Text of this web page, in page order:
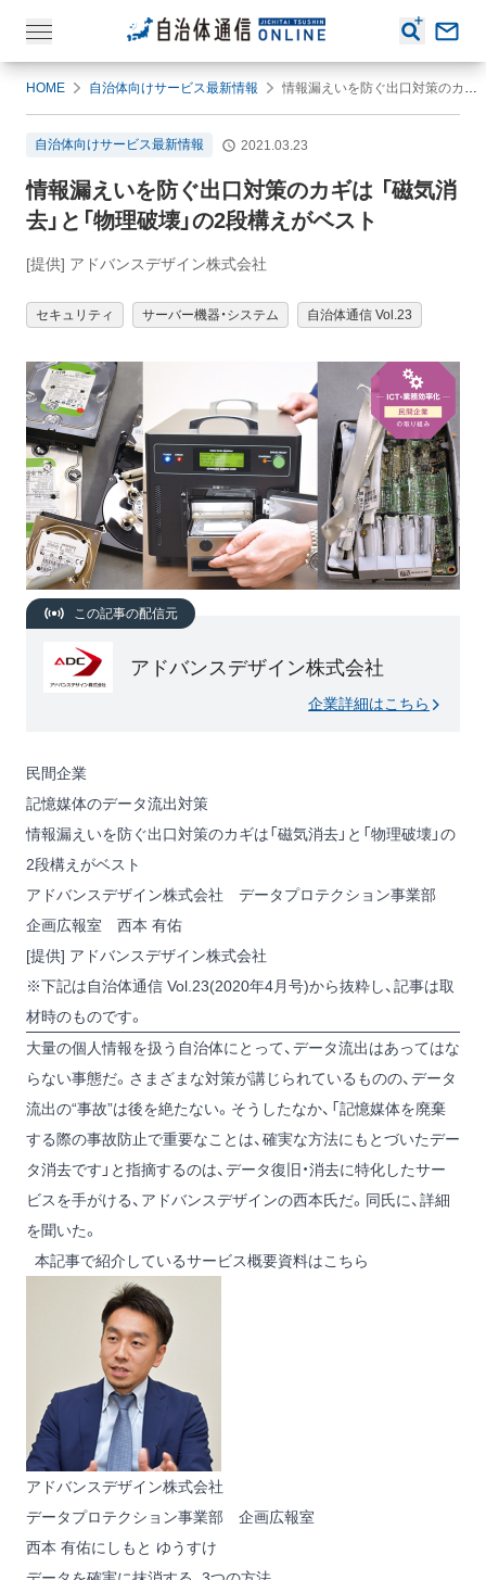
HOME 自治体向けサービス最新情報 情報漏えいを防ぐ出口対策のカギは 「磁気消去」と「物理破壊」の2段構えがベスト
自治体向けサービス最新情報 2021.03.23
情報漏えいを防ぐ出口対策のカギは 「磁気消
去」と「物理破壊」の2段構えがベスト
[提供] アドバンスデザイン株式会社
セキュリティ サーバー機器・システム 自治体通信 Vol.23
この記事の配信元
アドバンスデザイン株式会社
企業詳細はこちら
民間企業
記憶媒体のデータ流出対策
情報漏えいを防ぐ出口対策のカギは「磁気消去」と「物理破壊」の
2段構えがベスト
アドバンスデザイン株式会社 データプロテクション事業部
企画広報室 西本 有佑
[提供] アドバンスデザイン株式会社
※下記は自治体通信 Vol.23(2020年4月号)から抜粋し、記事は取
材時のものです。
大量の個人情報を扱う自治体にとって、データ流出はあってはな
らない事態だ。さまざまな対策が講じられているものの、データ
流出の“事故”は後を絶たない。そうしたなか、「記憶媒体を廃棄
する際の事故防止で重要なことは、確実な方法にもとづいたデー
タ消去です」と指摘するのは、データ復旧・消去に特化したサー
ビスを手がける、アドバンスデザインの西本氏だ。同氏に、詳細
を聞いた。
本記事で紹介しているサービス概要資料はこちら
アドバンスデザイン株式会社
データプロテクション事業部 企画広報室
西本 有佑にしもと ゆうすけ